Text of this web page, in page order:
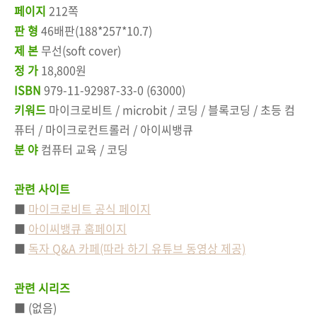
페이지 212쪽
판 형 46배판(188*257*10.7)
제 본 무선(soft cover)
정 가 18,800원
ISBN 979-11-92987-33-0 (63000)
키워드 마이크로비트 / microbit / 코딩 / 블록코딩 / 초등 컴
퓨터 / 마이크로컨트롤러 / 아이씨뱅큐
분 야 컴퓨터 교육 / 코딩
관련 사이트
■ 마이크로비트 공식 페이지
■ 아이씨뱅큐 홈페이지
■ 독자 Q&A 카페(따라 하기 유튜브 동영상 제공)
관련 시리즈
■ (없음)